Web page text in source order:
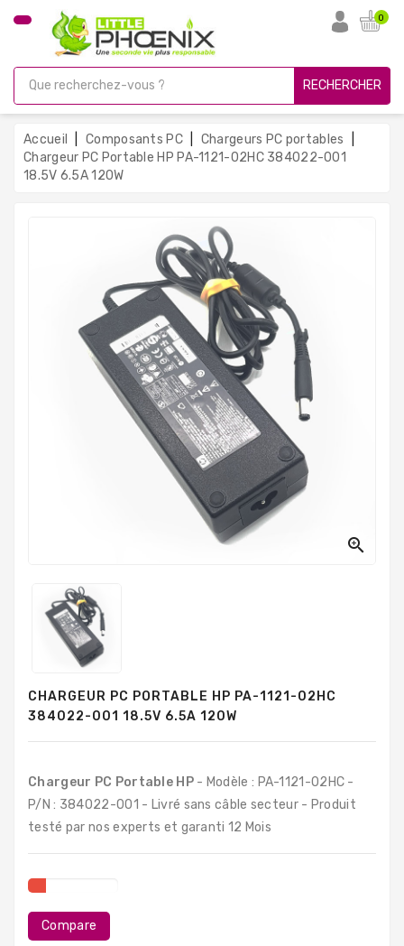
CATÉGORIE
Gamer
Unités
Centrales
Reconditionnées
Mémoires
Durs
Composants
Composants
PC
Portables
Destockage
0
RECHERCHER
Accueil Composants PC
Chargeurs PC portables
Chargeur PC Portable HP PA-1121-02HC 384022-001
18.5V 6.5A 120W

CHARGEUR PC PORTABLE HP PA-1121-02HC
384022-001 18.5V 6.5A 120W
Chargeur PC Portable HP- Modèle : PA-1121-02HC -
P/N : 384022-001 - Livré sans câble secteur - Produit
testé par nos experts et garanti 12 Mois
Compare